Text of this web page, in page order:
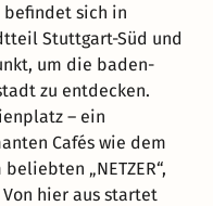
befindet sich in
Stuttgart-Süd und
um die baden-
zu entdecken.
– ein
Cafés wie dem
„NETZER“,
hier aus startet